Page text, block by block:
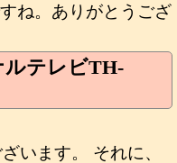
ね。ありがとうござ
ルテレビTH-
います。 それに、